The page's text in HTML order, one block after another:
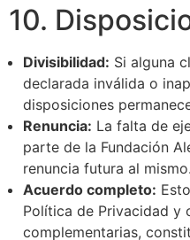
10.
Divisibilidad: Si alguna
declarada inválida o
disposiciones
Renuncia: La falta de
parte de la Fundación
renuncia futura al mismo.
Acuerdo completo:
Política de Privacidad y
complementarias,